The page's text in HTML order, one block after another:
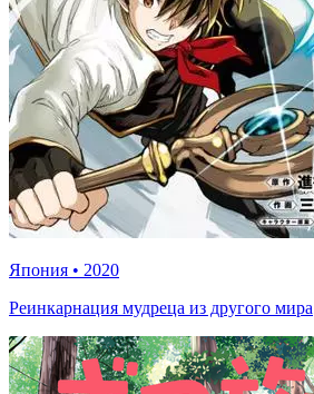
Япония • 2020
Реинкарнация мудреца из другого мира